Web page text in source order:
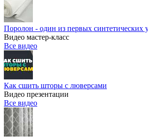
Поролон - один из первых синтетических
Видео мастер-класс
Все видео
Как сшить шторы с люверсами
Видео презентации
Все видео